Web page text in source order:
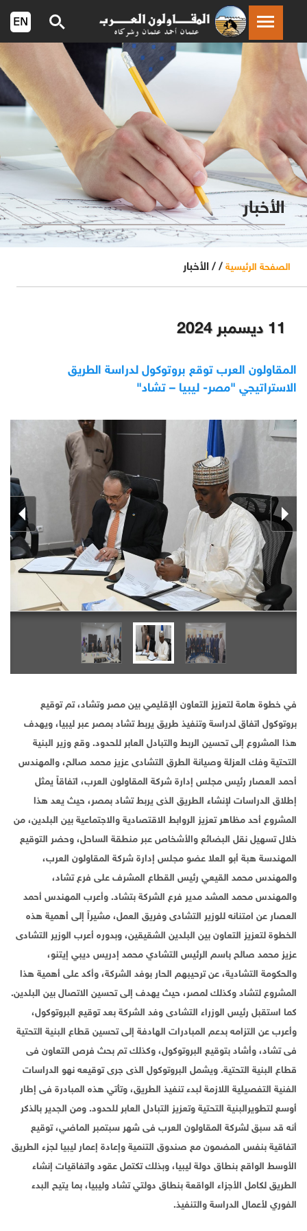
الأخبار
الصفحة الرئيسية / / الأخبار
11 ديسمبر 2024
المقاولون العرب توقع بروتوكول لدراسة الطريق
الاستراتيجي "مصر- ليبيا – تشاد"
في خطوة هامة لتعزيز التعاون الإقليمي بين مصر وتشاد، تم توقيع
بروتوكول اتفاق لدراسة وتنفيذ طريق يربط تشاد بمصر عبر ليبيا، ويهدف
هذا المشروع إلى تحسين الربط والتبادل العابر للحدود. وقع وزير البنية
التحتية وفك العزلة وصيانة الطرق التشادى عزيز محمد صالح، والمهندس
أحمد العصار رئيس مجلس إدارة شركة المقاولون العرب، اتفاقاً يمثل
إطلاق الدراسات لإنشاء الطريق الذى يربط تشاد بمصر، حيث يعد هذا
المشروع أحد مظاهر تعزيز الروابط الاقتصادية والاجتماعية بين البلدين، من
خلال تسهيل نقل البضائع والأشخاص عبر منطقة الساحل، وحضر التوقيع
المهندسة هبة أبو العلا عضو مجلس إدارة شركة المقاولون العرب،
والمهندس محمد القيعي رئيس القطاع المشرف على فرع تشاد،
والمهندس محمد المشد مدير فرع الشركة بتشاد. وأعرب المهندس أحمد
العصار عن امتنانه للوزير التشادى وفريق العمل، مشيراً إلى أهمية هذه
الخطوة لتعزيز التعاون بين البلدين الشقيقين، وبدوره أعرب الوزير التشادى
عزيز محمد صالح باسم الرئيس التشادي محمد إدريس ديبي إيتنو،
والحكومة التشادية، عن ترحيبهم الحار بوفد الشركة، وأكد على أهمية هذا
المشروع لتشاد وكذلك لمصر، حيث يهدف إلى تحسين الاتصال بين البلدين.
كما استقبل رئيس الوزراء التشادى وفد الشركة بعد توقيع البروتوكول،
وأعرب عن التزامه بدعم المبادرات الهادفة إلى تحسين قطاع البنية التحتية
فى تشاد، وأشاد بتوقيع البروتوكول، وكذلك تم بحث فرص التعاون فى
قطاع البنية التحتية. ويشمل البروتوكول الذى جرى توقيعه نهو الدراسات
الفنية التفصيلية اللازمة لبدء تنفيذ الطريق، وتأتي هذه المبادرة فى إطار
أوسع لتطويرالبنية التحتية وتعزيز التبادل العابر للحدود. ومن الجدير بالذكر
أنه قد سبق لشركة المقاولون العرب فى شهر سبتمبر الماضي، توقيع
اتفاقية بنفس المضمون مع صندوق التنمية وإعادة إعمار ليبيا لجزء الطريق
الأوسط الواقع بنطاق دولة ليبيا، وبذلك تكتمل عقود واتفاقيات إنشاء
الطريق لكامل الأجزاء الواقعة بنطاق دولتي تشاد وليبيا، بما يتيح البدء
الفوري لأعمال الدراسة والتنفيذ.